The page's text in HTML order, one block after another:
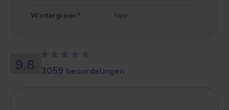
Wintergroen? Nee
9.8 3059 beoordelingen